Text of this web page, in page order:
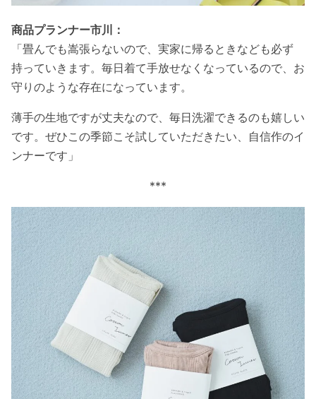
商品プランナー市川：
「畳んでも嵩張らないので、実家に帰るときなども必ず
持っていきます。毎日着て手放せなくなっているので、お
守りのような存在になっています。
薄手の生地ですが丈夫なので、毎日洗濯できるのも嬉しい
です。ぜひこの季節こそ試していただきたい、自信作のイ
ンナーです」
***